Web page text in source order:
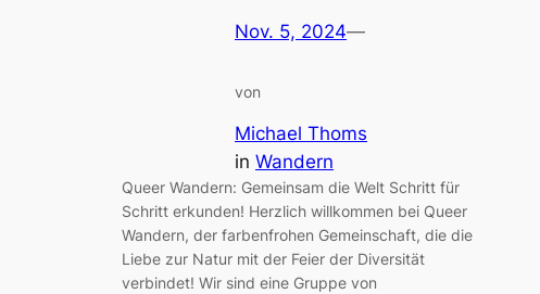
Nov. 5, 2024—
von
Michael Thoms
in Wandern
Queer Wandern: Gemeinsam die Welt Schritt für
Schritt erkunden! Herzlich willkommen bei Queer
Wandern, der farbenfrohen Gemeinschaft, die die
Liebe zur Natur mit der Feier der Diversität
verbindet! Wir sind eine Gruppe von